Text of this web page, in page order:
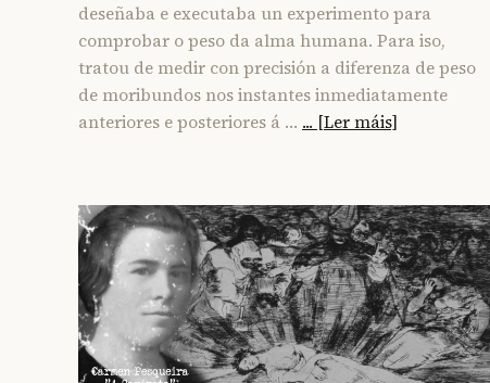
deseñaba e executaba un experimento para
comprobar o peso da alma humana. Para iso,
tratou de medir con precisión a diferenza de peso
de moribundos nos instantes inmediatamente
anteriores e posteriores á … ... [Ler máis]